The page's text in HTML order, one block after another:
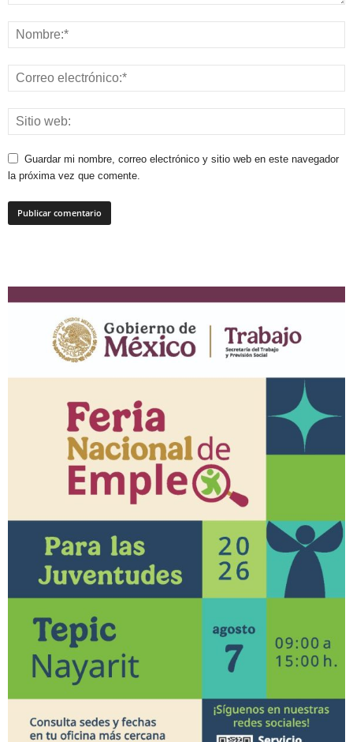
Guardar mi nombre, correo electrónico y sitio web en este navegador
la próxima vez que comente.